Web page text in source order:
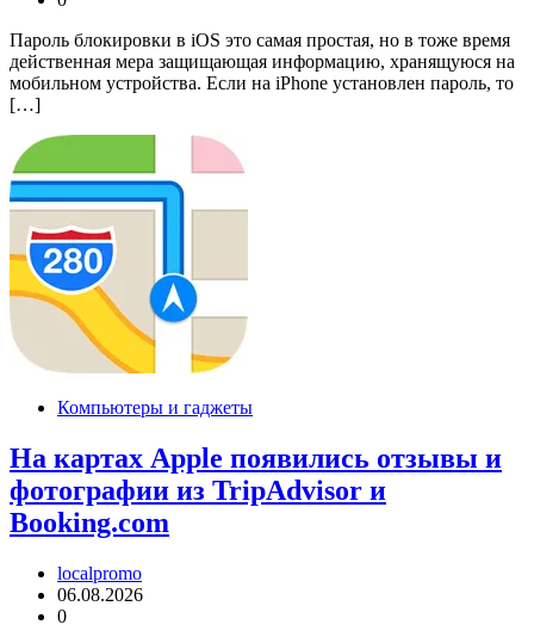
Пароль блокировки в iOS это самая простая, но в тоже время
действенная мера защищающая информацию, хранящуюся на
мобильном устройства. Если на iPhone установлен пароль, то
[…]
Компьютеры и гаджеты
На картах Apple появились отзывы и
фотографии из TripAdvisor и
Booking.com
localpromo
06.08.2026
0